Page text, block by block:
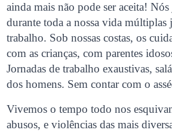
ainda mais não pode ser aceita!
durante toda a nossa vida múltiplas
trabalho. Sob nossas costas, os
com as crianças, com parentes
Jornadas de trabalho exaustivas,
dos homens. Sem contar com o
Vivemos o tempo todo nos
abusos, e violências das mais